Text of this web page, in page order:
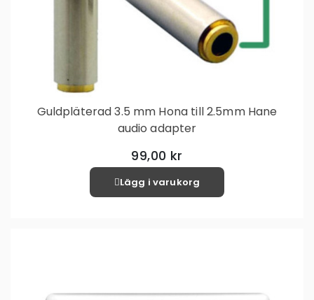
Guldpläterad 3.5 mm Hona till 2.5mm Hane
audio adapter
99,00 kr
Lägg i varukorg